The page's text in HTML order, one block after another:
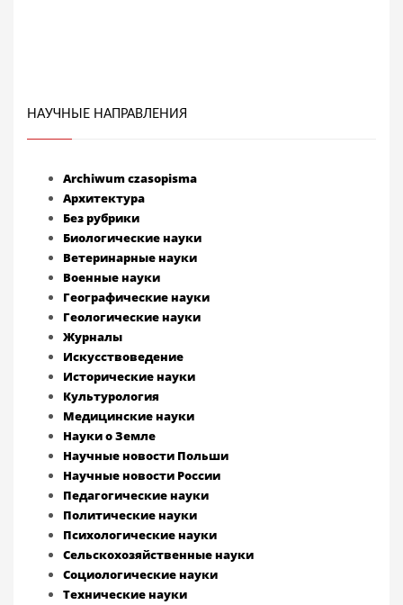
НАУЧНЫЕ НАПРАВЛЕНИЯ
Archiwum czasopisma
Архитектура
Без рубрики
Биологические науки
Ветеринарные науки
Военные науки
Географические науки
Геологические науки
Журналы
Искусствоведение
Исторические науки
Культурология
Медицинские науки
Науки о Земле
Научные новости Польши
Научные новости России
Педагогические науки
Политические науки
Психологические науки
Сельскохозяйственные науки
Социологические науки
Технические науки